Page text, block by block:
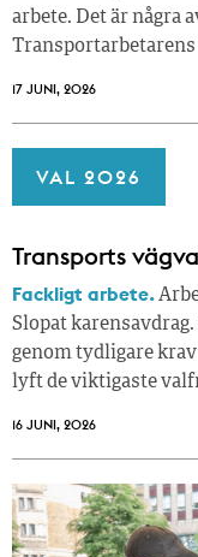
arbete. Det är några
17 JUNI, 2026
VAL 2026
Transports
Fackligt arbete.
Slopat
genom tydligare
lyft de viktigaste
16 JUNI, 2026